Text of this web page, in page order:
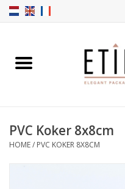
Home
Transparant
PVC Koker 8x8cm
HOME/ PVC KOKER 8X8CM